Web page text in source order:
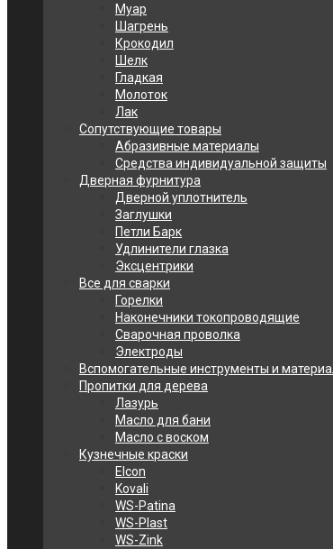
Муар
Шагрень
Крокодил
Шелк
Гладкая
Молоток
Лак
Сопутствующие товары
Абразивные материалы
Средства индивидуальной защиты
Дверная фурнитура
Дверной уплотнитель
Заглушки
Петли Барк
Удлинители глазка
Эксцентрики
Все для сварки
Горелки
Наконечники токопроводящие
Сварочная проволка
Электроды
Вспомогательные инструменты и
Пропитки для дерева
Лазурь
Масло для бани
Масло с воском
Кузнечные краски
Elcon
Kovali
WS-Patina
WS-Plast
WS-Zink